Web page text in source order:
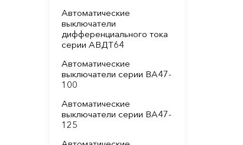
Автоматические
выключатели
дифференциального тока
серии АВДТ64
Автоматические
выключатели серии ВА47-
100
Автоматические
выключатели серии ВА47-
125